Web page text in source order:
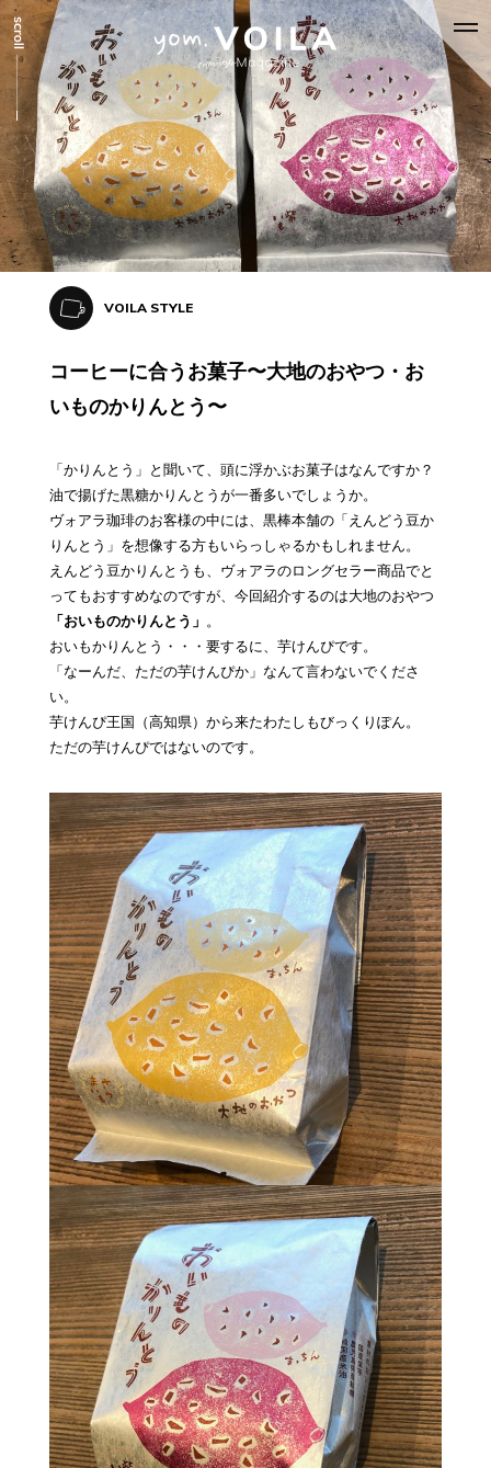
VOILA STYLE
コーヒーに合うお菓子〜大地のおやつ・お
いものかりんとう〜
「かりんとう」と聞いて、頭に浮かぶお菓子はなんですか？
油で揚げた黒糖かりんとうが一番多いでしょうか。
ヴォアラ珈琲のお客様の中には、黒棒本舗の「えんどう豆か
りんとう」を想像する方もいらっしゃるかもしれません。
えんどう豆かりんとうも、ヴォアラのロングセラー商品でと
ってもおすすめなのですが、今回紹介するのは大地のおやつ
「おいものかりんとう」 。
おいもかりんとう・・・要するに、芋けんぴです。
「なーんだ、ただの芋けんぴか」なんて言わないでくださ
い。
芋けんぴ王国（高知県）から来たわたしもびっくりぽん。
ただの芋けんぴではないのです。